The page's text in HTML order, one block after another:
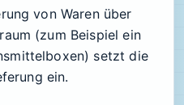
von Waren über
(zum Beispiel ein
setzt die
ein.